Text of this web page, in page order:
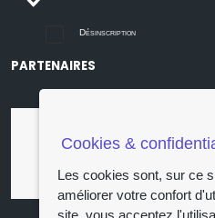
Désinscription
PARTENAIRES
Cookies &
Les cookies sont, sur ce
améliorer votre confort
site, vous acceptez